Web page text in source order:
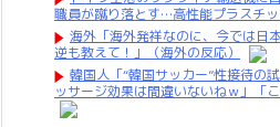
職員が蹴り落とす…高性能プラスチッ
海外「海外発祥なのに、今では日
逆も教えて！」（海外の反応）
韓国人「“韓国サッカー”性接待の
ッサージ効果は間違いないねｗ」「